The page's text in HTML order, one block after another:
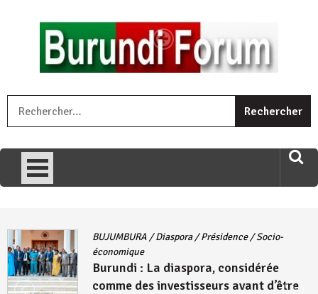
umariye umuryango wawe canke igihugu cakwibarutse .Wewe
uri ngaha ndagusigiye iki kibazo : Uriko ukora iki kugira ngo
BUJUMBURA /Diaspora/Présidence/Socio-
économique
Burundi : La diaspora, considérée
comme des investisseurs avant d’être